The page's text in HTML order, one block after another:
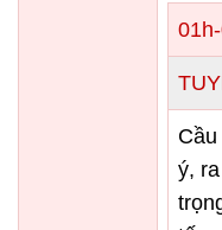
ý,